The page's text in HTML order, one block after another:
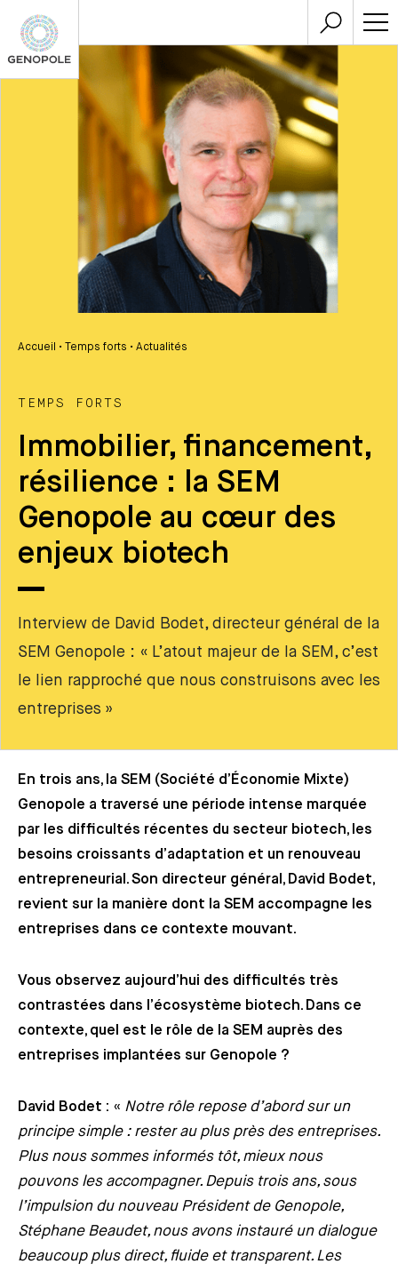
Accueil • Temps forts • Actualités
TEMPS FORTS
Immobilier, financement,
résilience : la SEM
Genopole au cœur des
enjeux biotech
Interview de David Bodet, directeur général de la
SEM Genopole : « L’atout majeur de la SEM, c’est
le lien rapproché que nous construisons avec les
entreprises »
En trois ans, la SEM (Société d’Économie Mixte)
Genopole a traversé une période intense marquée
par les difficultés récentes du secteur biotech, les
besoins croissants d’adaptation et un renouveau
entrepreneurial. Son directeur général, David Bodet,
revient sur la manière dont la SEM accompagne les
entreprises dans ce contexte mouvant.
Vous observez aujourd’hui des difficultés très
contrastées dans l’écosystème biotech. Dans ce
contexte, quel est le rôle de la SEM auprès des
entreprises implantées sur Genopole ?
David Bodet : « Notre rôle repose d’abord sur un
principe simple : rester au plus près des entreprises.
Plus nous sommes informés tôt, mieux nous
pouvons les accompagner. Depuis trois ans, sous
l’impulsion du nouveau Président de Genopole,
Stéphane Beaudet, nous avons instauré un dialogue
beaucoup plus direct, fluide et transparent. Les